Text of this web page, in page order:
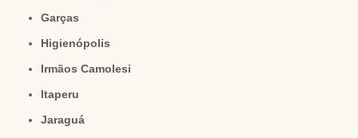
Garças
Higienópolis
Irmãos Camolesi
Itaperu
Jaraguá